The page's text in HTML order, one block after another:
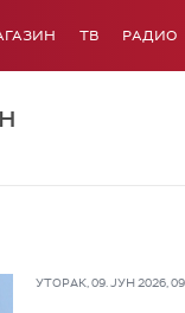
ТВ РАДИО
УТОРАК, 09. ЈУН 2026,